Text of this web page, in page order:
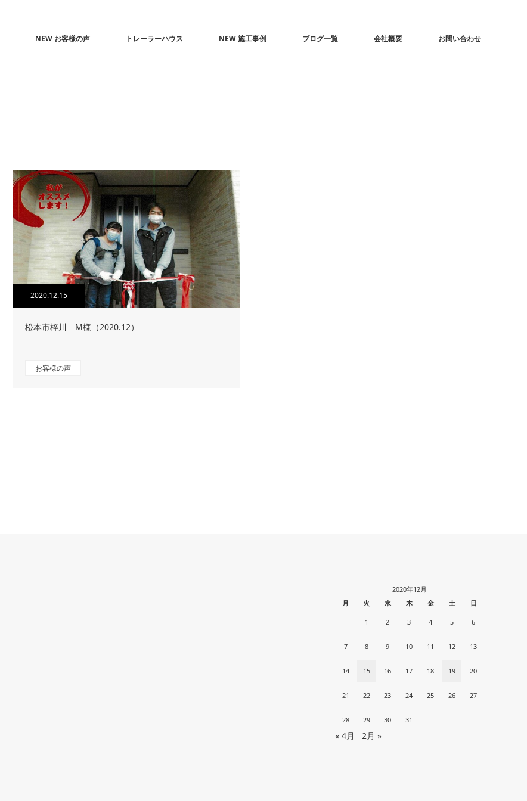
NEW お客様の声 トレーラーハウス NEW 施工事例 ブログ一覧 会社概要 お問い合わせ
2020.12.15
松本市梓川 M様（2020.12）
お客様の声
2020年12月
月
火 水 木 金 土 日
1 2 3 4 5 6
7 8 9 10 11 12 13
14 15 16 17 18 19 20
21 22 23 24 25 26 27
28 29 30 31
« 4月 2月 »